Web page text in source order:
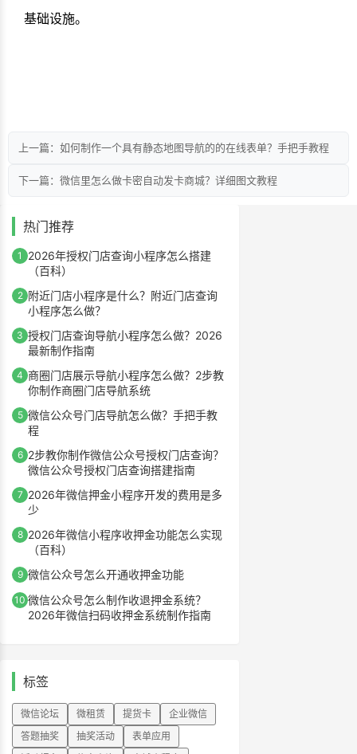
基础设施。
上一篇：如何制作一个具有静态地图导航的的在线表单？手把手教程
下一篇：微信里怎么做卡密自动发卡商城？详细图文教程
热门推荐
1
2026年授权门店查询小程序怎么搭建
（百科）
2 附近门店小程序是什么？附近门店查询
小程序怎么做？
3 授权门店查询导航小程序怎么做？2026
最新制作指南
4 商圈门店展示导航小程序怎么做？2步教
你制作商圈门店导航系统
5 微信公众号门店导航怎么做？手把手教
程
6 2步教你制作微信公众号授权门店查询？
微信公众号授权门店查询搭建指南
7 2026年微信押金小程序开发的费用是多
少
8 2026年微信小程序收押金功能怎么实现
（百科）
9 微信公众号怎么开通收押金功能
10 微信公众号怎么制作收退押金系统？
2026年微信扫码收押金系统制作指南
标签
微信论坛 微租赁 提货卡
企业微信
答题抽奖
抽奖活动
表单应用